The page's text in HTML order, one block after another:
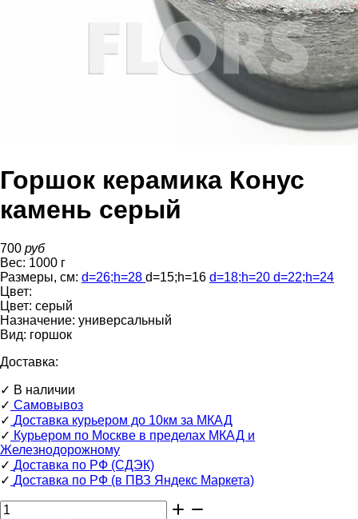
Горшок керамика Конус
камень серый
700 руб
Вес: 1000 г
Размеры, см: d=26;h=28 d=15;h=16 d=18;h=20 d=22;h=24
Цвет:
Цвет: серый
Назначение: универсальный
Вид: горшок
Доставка:
✓ В наличии
✓ Самовывоз
✓ Доставка курьером до 10км за МКАД
✓ Курьером по Москве в пределах МКАД и
Железнодорожному
✓ Доставка по РФ (СДЭК)
✓ Доставка по РФ (в ПВЗ Яндекс Маркета)